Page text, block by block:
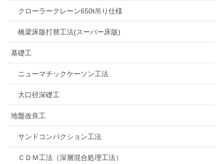
クローラークレーン650t吊り仕様
橋梁床版打替工法(スーパー床版)
基礎工
ニューマチックケーソン工法
大口径深礎工
地盤改良工
サンドコンパクション工法
ＣＤＭ工法（深層混合処理工法）